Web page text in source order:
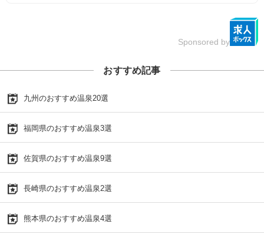
Sponsored by
おすすめ記事
九州のおすすめ温泉20選
福岡県のおすすめ温泉3選
佐賀県のおすすめ温泉9選
長崎県のおすすめ温泉2選
熊本県のおすすめ温泉4選